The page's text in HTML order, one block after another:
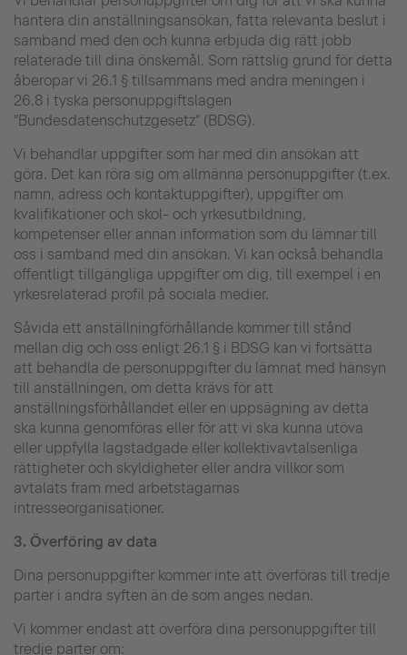
hantera din anställningsansökan, fatta relevanta beslut i
samband med den och kunna erbjuda dig rätt jobb
relaterade till dina önskemål. Som rättslig grund för detta
åberopar vi 26.1 § tillsammans med andra meningen i
26.8 i tyska personuppgiftslagen
"Bundesdatenschutzgesetz" (BDSG).
Vi behandlar uppgifter som har med din ansökan att
göra. Det kan röra sig om allmänna personuppgifter (t.ex.
namn, adress och kontaktuppgifter), uppgifter om
kvalifikationer och skol- och yrkesutbildning,
kompetenser eller annan information som du lämnar till
oss i samband med din ansökan. Vi kan också behandla
offentligt tillgängliga uppgifter om dig, till exempel i en
yrkesrelaterad profil på sociala medier.
Såvida ett anställningförhållande kommer till stånd
mellan dig och oss enligt 26.1 § i BDSG kan vi fortsätta
att behandla de personuppgifter du lämnat med hänsyn
till anställningen, om detta krävs för att
anställningsförhållandet eller en uppsägning av detta
ska kunna genomföras eller för att vi ska kunna utöva
eller uppfylla lagstadgade eller kollektivavtalsenliga
rättigheter och skyldigheter eller andra villkor som
avtalats fram med arbetstagarnas
intresseorganisationer.
3. Överföring av data
Dina personuppgifter kommer inte att överföras till tredje
parter i andra syften än de som anges nedan.
Vi kommer endast att överföra dina personuppgifter till
tredje parter om: